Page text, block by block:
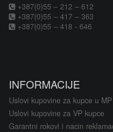
+387(0)55 – 212 – 612
+387(0)55 – 417 – 363
+387(0)55 – 418 - 646
INFORMACIJE
Uslovi kupovine za kupce u MP
Uslovi kupovine za VP kupce
Garantni rokovi i nacin